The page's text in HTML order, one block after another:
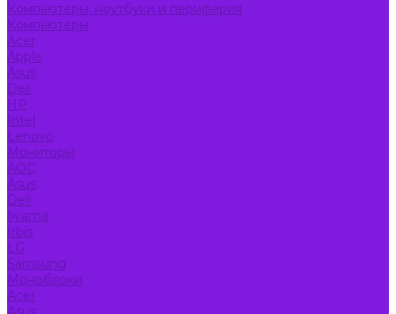
Компьютеры, ноутбуки и периферия
Компьютеры
Acer
Apple
Asus
Dell
HP
Intel
Lenovo
Мониторы
AOC
Asus
Dell
Iiyama
Irbis
LG
Samsung
Моноблоки
Acer